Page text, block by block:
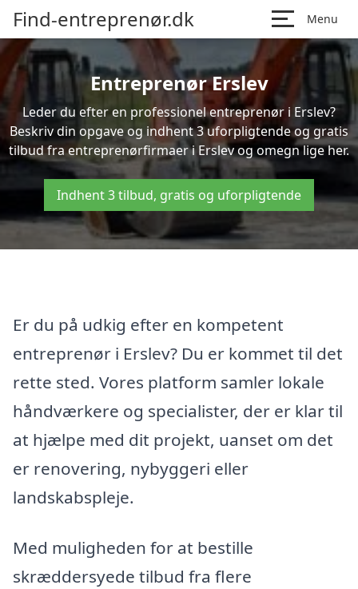
Find-entreprenør.dk Menu
Entreprenør Erslev
Leder du efter en professionel entreprenør i Erslev?
Beskriv din opgave og indhent 3 uforpligtende og gratis
tilbud fra entreprenørfirmaer i Erslev og omegn lige her.
Indhent 3 tilbud, gratis og uforpligtende
Er du på udkig efter en kompetent
entreprenør i Erslev? Du er kommet til det
rette sted. Vores platform samler lokale
håndværkere og specialister, der er klar til
at hjælpe med dit projekt, uanset om det
er renovering, nybyggeri eller
landskabspleje.
Med muligheden for at bestille
skræddersyede tilbud fra flere